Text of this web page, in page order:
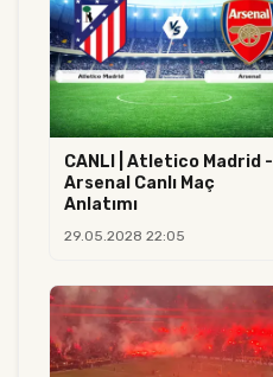
CANLI | Atletico Madrid -
Arsenal Canlı Maç
Anlatımı
29.05.2028 22:05